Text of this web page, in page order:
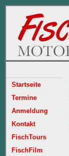
Startseite
Termine
Anmeldung
Kontakt
FischTours
FischFilm